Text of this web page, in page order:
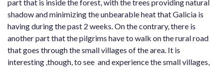
part that is inside the forest, with the trees providing natural
shadow and minimizing the unbearable heat that Galicia is
having during the past 2 weeks. On the contrary, there is
another part that the pilgrims have to walk on the rural road
that goes through the small villages of the area. It is
interesting ,though, to see and experience the small villages,